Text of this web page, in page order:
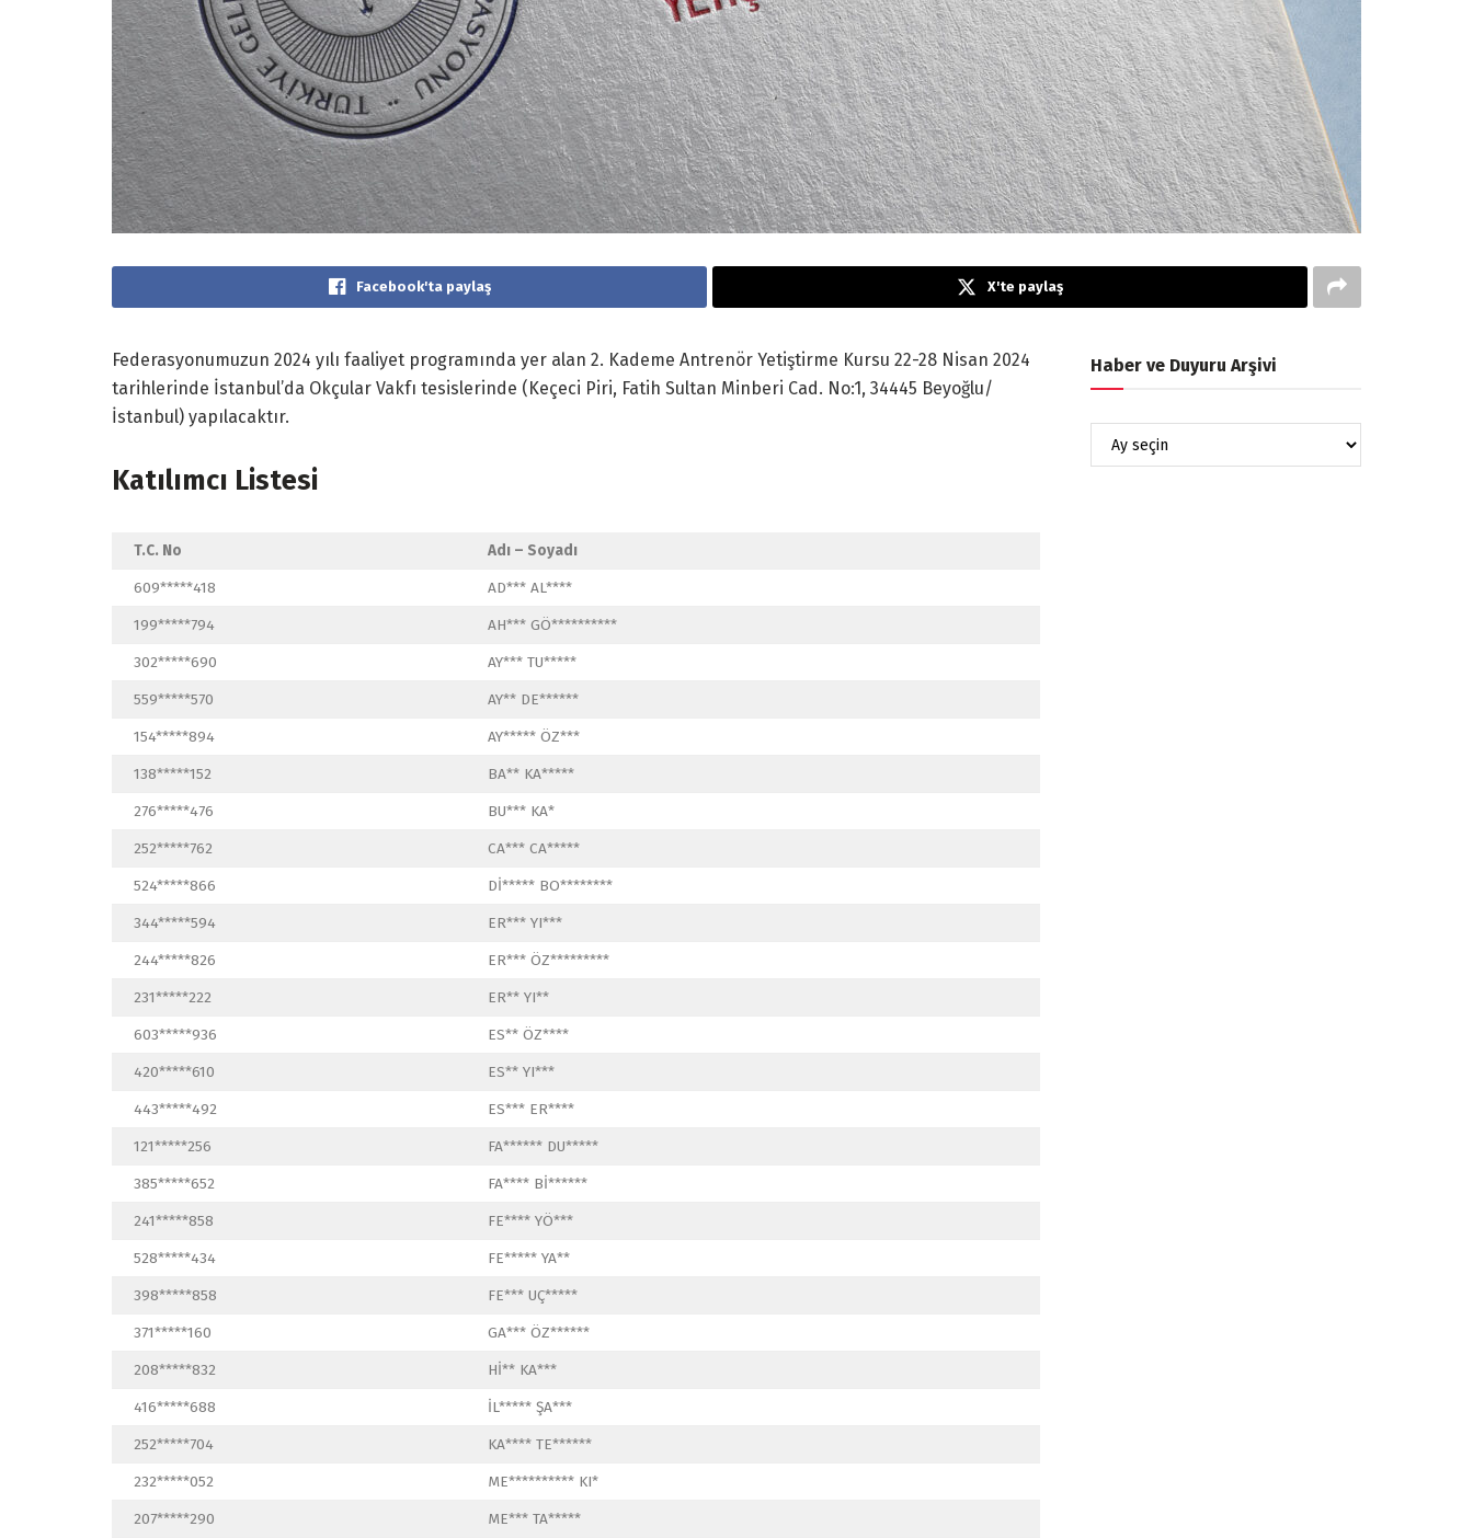
Facebook'ta paylaş X'te paylaş
Federasyonumuzun 2024 yılı faaliyet programında yer alan 2. Kademe Antrenör Yetiştirme Kursu 22-28 Nisan 2024
tarihlerinde İstanbul’da Okçular Vakfı tesislerinde (Keçeci Piri, Fatih Sultan Minberi Cad. No:1, 34445 Beyoğlu/
İstanbul) yapılacaktır.
Katılımcı Listesi
T.C. No
Adı – Soyadı
609*****418
AD*** AL****
199*****794
AH*** GÖ**********
302*****690
AY*** TU*****
559*****570
AY** DE******
154*****894
AY***** ÖZ***
138*****152
BA** KA*****
276*****476
BU*** KA*
252*****762
CA*** CA*****
524*****866
Dİ***** BO********
344*****594
ER*** YI***
244*****826
ER*** ÖZ*********
231*****222
ER** YI**
603*****936
ES** ÖZ****
420*****610
ES** YI***
443*****492
ES*** ER****
121*****256
FA****** DU*****
385*****652
FA**** Bİ******
241*****858
FE**** YÖ***
528*****434
FE***** YA**
398*****858
FE*** UÇ*****
371*****160
GA*** ÖZ******
208*****832
Hİ** KA***
416*****688
İL***** ŞA***
252*****704
KA**** TE******
232*****052
ME********** KI*
207*****290
ME*** TA*****
Haber ve Duyuru Arşivi